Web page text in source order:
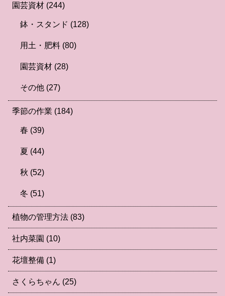
園芸資材 (244)
鉢・スタンド (128)
用土・肥料 (80)
園芸資材 (28)
その他 (27)
季節の作業 (184)
春 (39)
夏 (44)
秋 (52)
冬 (51)
植物の管理方法 (83)
社内菜園 (10)
花壇整備 (1)
さくらちゃん (25)